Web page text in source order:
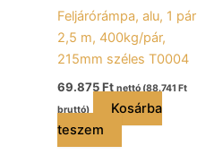
Feljárórámpa, alu, 1 pár
2,5 m, 400kg/pár,
215mm széles T0004
69.875Ft nettó (88.741 Ft
bruttó)
Kosárba
teszem